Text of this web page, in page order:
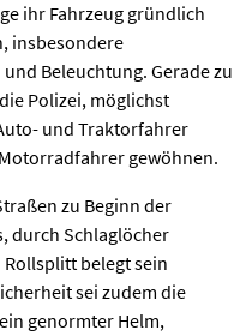
ihr Fahrzeug gründlich
insbesondere
Beleuchtung. Gerade zu
Polizei, möglichst
und Traktorfahrer
gewöhnen.
zu Beginn der
durch Schlaglöcher
belegt sein
sei zudem die
genormter Helm,